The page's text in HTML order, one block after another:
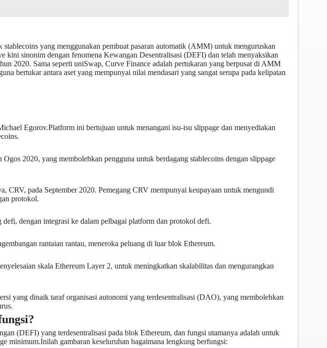
stablecoins yang menggunakan pembuat pasaran automatik (AMM) untuk menguruskan
kini sinonim dengan fenomena Kewangan Desentralisasi (DEFI) dan telah menyaksikan
2020. Sama seperti uniSwap, Curve Finance adalah pertukaran yang berpusat di AMM
bertukar antara aset yang mempunyai nilai mendasari yang sangat serupa pada kelipatan
Egorov.Platform ini bertujuan untuk menangani isu-isu slippage dan menyediakan
2020, yang membolehkan pengguna untuk berdagang stablecoins dengan slippage
CRV, pada September 2020. Pemegang CRV mempunyai keupayaan untuk mengundi
protokol.
dengan integrasi ke dalam pelbagai platform dan protokol defi.
rantaian rantau, meneroka peluang di luar blok Ethereum.
skala Ethereum Layer 2, untuk meningkatkan skalabilitas dan mengurangkan
yang dinaik taraf organisasi autonomi yang terdesentralisasi (DAO), yang membolehkan
(DEFI) yang terdesentralisasi pada blok Ethereum, dan fungsi utamanya adalah untuk
minimum.Inilah gambaran keseluruhan bagaimana lengkung berfungsi: